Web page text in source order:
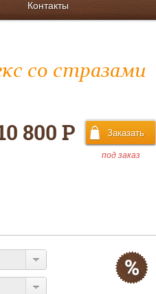
Контакты
со стразами
800 Р
под заказ